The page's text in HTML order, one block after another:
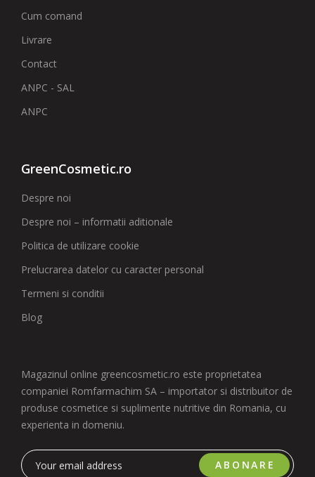
Cum comand
Livrare
Contact
ANPC - SAL
ANPC
GreenCosmetic.ro
Despre noi
Despre noi – informatii aditionale
Politica de utilizare cookie
Prelucrarea datelor cu caracter personal
Termeni si conditii
Blog
Magazinul online greencosmetic.ro este proprietatea
companiei Romfarmachim SA – importator si distribuitor de
produse cosmetice si suplimente nutritive din Romania, cu
experienta in domeniu.
ABONARE